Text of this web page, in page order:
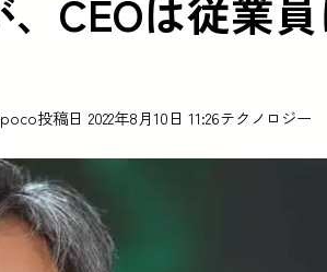
CEOは従業
投稿日 2022年8月10日 11:26テクノロジー